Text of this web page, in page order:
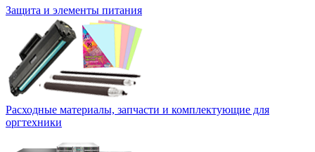
Защита и элементы питания
Расходные материалы, запчасти и комплектующие для
оргтехники